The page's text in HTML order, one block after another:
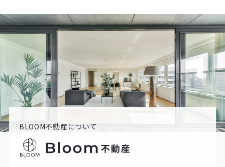
BLOOM不動産について